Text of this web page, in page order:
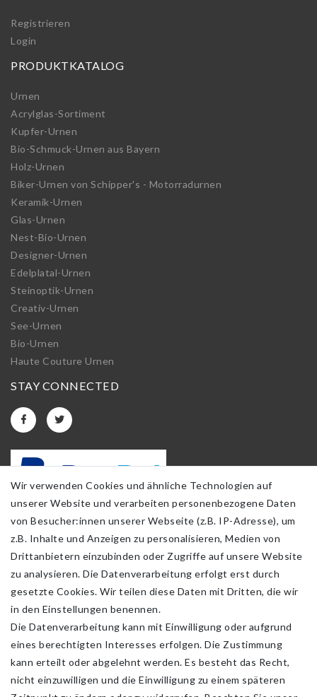
Registrieren
Login
PRODUKTKATALOG
Urnen
Acrylglas-Sortiment
Kupfer-Urnen
Bio-Schmuck-Urnen aus Bayern
Holz-Urnen
Biker-Urnen von Schipper's - Motorradurnen
Keramik-Urnen
Glas-Urnen
Nest-Bio-Urnen
Designer-Urnen
Edelplatal-Urnen
Steinoptik-Urnen
Creativ-Urnen
See-Urnen
Bio-Urnen
Haute Couture Urnen
STAY CONNECTED
Wir verwenden Cookies und ähnliche Technologien auf
unserer Website und verarbeiten personenbezogene Daten
von Besucher:innen unserer Webseite (z.B. IP-Adresse), um
z.B. Inhalte und Anzeigen zu personalisieren, Medien von
Drittanbietern einzubinden oder Zugriffe auf unsere Website
zu analysieren. Die Datenverarbeitung erfolgt erst durch
gesetzte Cookies. Wir teilen diese Daten mit Dritten, die wir
in den Einstellungen benennen.
Die Datenverarbeitung kann mit Einwilligung oder aufgrund
eines berechtigten Interesses erfolgen. Die Zustimmung
kann erteilt oder abgelehnt werden. Es besteht das Recht,
nicht einzuwilligen und die Einwilligung zu einem späteren